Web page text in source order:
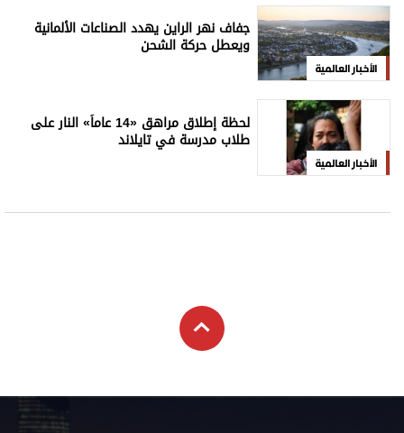
الأخبار العالمية
جفاف نهر الراين يهدد الصناعات الألمانية
ويعطل حركة الشحن
الأخبار العالمية
لحظة إطلاق مراهق «14 عاماً» النار على
طلاب مدرسة في تايلاند